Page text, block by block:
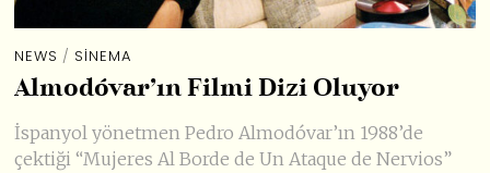
NEWS / SINEMA
Almodóvar’ın Filmi Dizi Oluyor
İspanyol yönetmen Pedro Almodóvar’ın 1988’de
çektiği “Mujeres Al Borde de Un Ataque de Nervios”